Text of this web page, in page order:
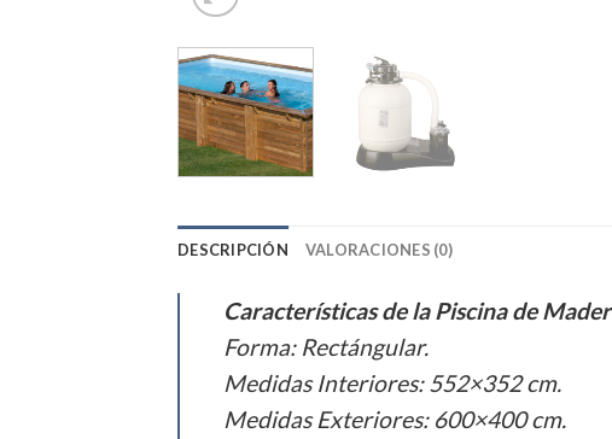
DESCRIPCIÓN VALORACIONES (0)
Características de la Piscina de
Forma: Rectángular.
Medidas Interiores: 552×352 cm.
Medidas Exteriores: 600×400 cm.